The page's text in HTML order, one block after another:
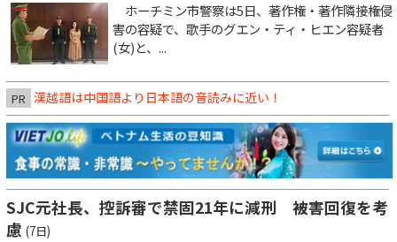
ホーチミン市警察は5日、著作権・著作隣接権侵
害の容疑で、歌手のグエン・ティ・ヒエン容疑者
(女)と、...
PR 漢越語は中国語より日本語の音読みに近い！
SJC元社長、控訴審で禁固21年に減刑 被害回復を考
慮 (7日)